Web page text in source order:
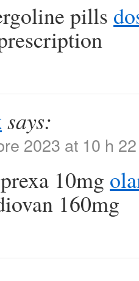
pills
says:
2023 at 10 h
10mg
160mg